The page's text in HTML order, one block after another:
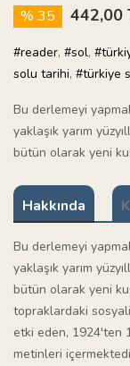
% 35 442,00
#reader, #sol,
solu tarihi, #türkiye
Bu derlemeyi
yaklaşık yarım
bütün olarak yeni
Hakkında
Bu derlemeyi
yaklaşık yarım
bütün olarak yeni
topraklardaki
etki eden, 1924'ten
metinleri